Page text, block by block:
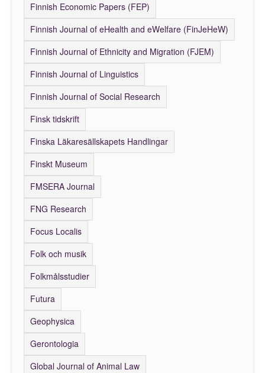
Finnish Economic Papers (FEP)
Finnish Journal of eHealth and eWelfare (FinJeHeW)
Finnish Journal of Ethnicity and Migration (FJEM)
Finnish Journal of Linguistics
Finnish Journal of Social Research
Finsk tidskrift
Finska Läkaresällskapets Handlingar
Finskt Museum
FMSERA Journal
FNG Research
Focus Localis
Folk och musik
Folkmålsstudier
Futura
Geophysica
Gerontologia
Global Journal of Animal Law